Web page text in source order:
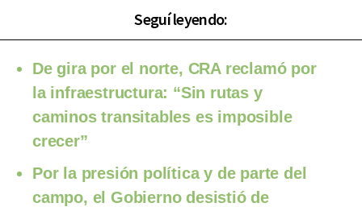
Seguí leyendo:
De gira por el norte, CRA reclamó por
la infraestructura: “Sin rutas y
caminos transitables es imposible
crecer”
Por la presión política y de parte del
campo, el Gobierno desistió de